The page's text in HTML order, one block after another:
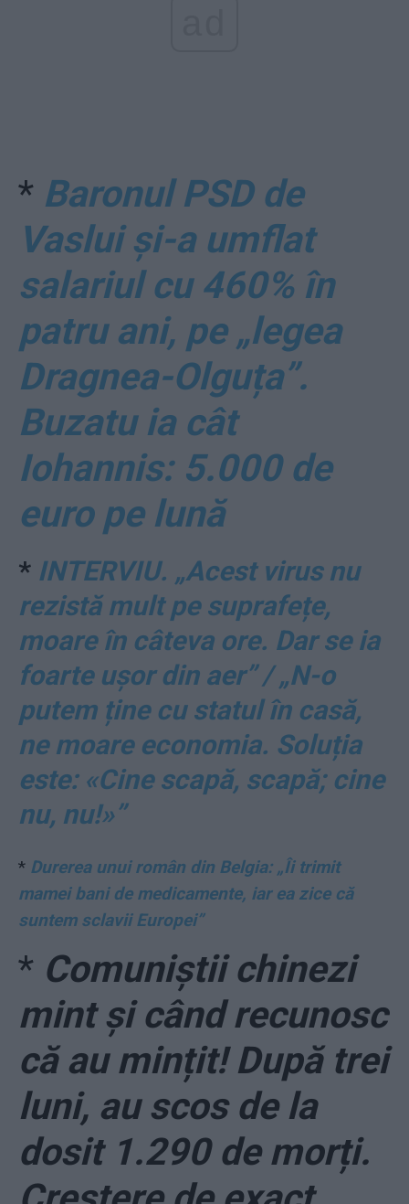
* Baronul PSD de
Vaslui și-a umflat
salariul cu 460% în
patru ani, pe „legea
Dragnea-Olguța”.
Buzatu ia cât
Iohannis: 5.000 de
euro pe lună
* INTERVIU. „Acest virus nu
rezistă mult pe suprafețe,
moare în câteva ore. Dar se ia
foarte ușor din aer” / „N-o
putem ține cu statul în casă,
ne moare economia. Soluția
este: «Cine scapă, scapă; cine
nu, nu!»”
* Durerea unui român din Belgia: „Îi trimit
mamei bani de medicamente, iar ea zice că
suntem sclavii Europei”
* Comuniștii chinezi
mint și când recunosc
că au mințit! După trei
luni, au scos de la
dosit 1.290 de morți.